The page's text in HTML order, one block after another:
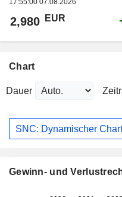
17:55:00 07.08.2026
2,980 EUR
Chart
Dauer
SNC: Dynamischer Chart
Gewinn- und